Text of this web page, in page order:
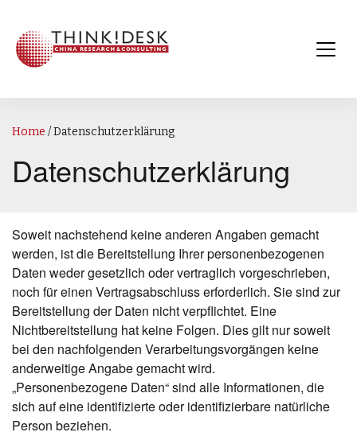
Home /Datenschutzerklärung
Datenschutzerklärung
Soweit nachstehend keine anderen Angaben gemacht
werden, ist die Bereitstellung Ihrer personenbezogenen
Daten weder gesetzlich oder vertraglich vorgeschrieben,
noch für einen Vertragsabschluss erforderlich. Sie sind zur
Bereitstellung der Daten nicht verpflichtet. Eine
Nichtbereitstellung hat keine Folgen. Dies gilt nur soweit
bei den nachfolgenden Verarbeitungsvorgängen keine
anderweitige Angabe gemacht wird.
„Personenbezogene Daten“ sind alle Informationen, die
sich auf eine identifizierte oder identifizierbare natürliche
Person beziehen.